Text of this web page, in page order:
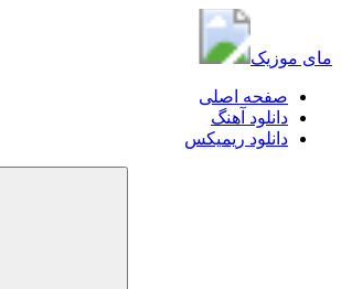
مای موزیک
صفحه اصلی
دانلود آهنگ
دانلود ریمیکس